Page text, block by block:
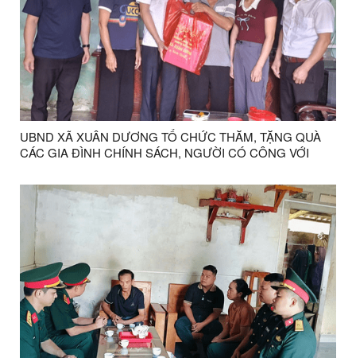
UBND XÃ XUÂN DƯƠNG TỔ CHỨC THĂM, TẶNG QUÀ
CÁC GIA ĐÌNH CHÍNH SÁCH, NGƯỜI CÓ CÔNG VỚI